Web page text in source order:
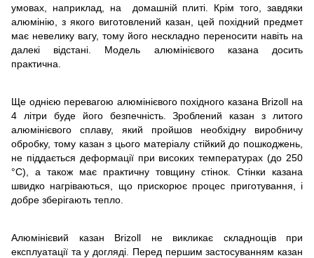
умовах, наприклад, на домашній плиті. Крім того, завдяки
алюмінію, з якого виготовлений казан, цей похідний предмет
має невелику вагу, тому його нескладно переносити навіть на
далекі відстані. Модель алюмінієвого казана досить
практична.
Ще однією перевагою алюмінієвого похідного казана Brizoll на
4 літри буде його безпечність. Зроблений казан з литого
алюмінієвого сплаву, який пройшов необхідну виробничу
обробку, тому казан з цього матеріалу стійкий до пошкоджень,
не піддається деформації при високих температурах (до 250
°C), а також має практичну товщину стінок. Стінки казана
швидко нагріваються, що прискорює процес приготування, і
добре зберігають тепло.
Алюмінієвий казан Brizoll не викликає складнощів при
експлуатації та у догляді. Перед першим застосуванням казан